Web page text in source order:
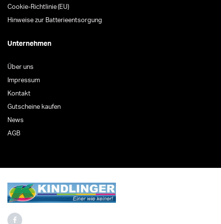
Cookie-Richtlinie (EU)
Hinweise zur Batterieentsorgung
Unternehmen
Über uns
Impressum
Kontakt
Gutscheine kaufen
News
AGB